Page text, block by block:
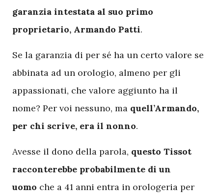
garanzia intestata al suo primo
proprietario, Armando Patti.
Se la garanzia di per sé ha un certo valore se
abbinata ad un orologio, almeno per gli
appassionati, che valore aggiunto ha il
nome? Per voi nessuno, ma quell’Armando,
per chi scrive, era il nonno.
Avesse il dono della parola, questo Tissot
racconterebbe probabilmente di un
uomo che a 41 anni entra in orologeria per